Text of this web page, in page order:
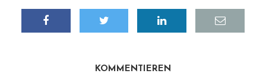
KOMMENTIEREN